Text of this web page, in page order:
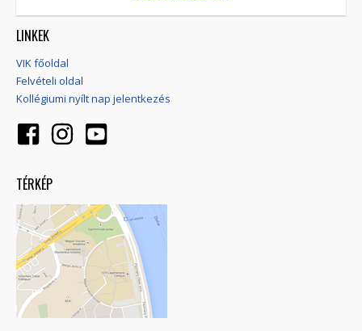
LINKEK
VIK főoldal
Felvételi oldal
Kollégiumi nyílt nap jelentkezés
TÉRKÉP